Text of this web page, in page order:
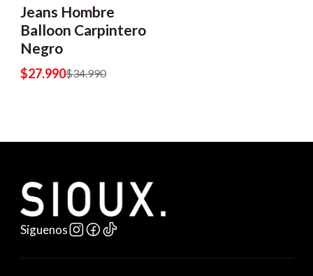
Jeans Hombre
Balloon Carpintero
Negro
$27.990$34.990
Síguenos